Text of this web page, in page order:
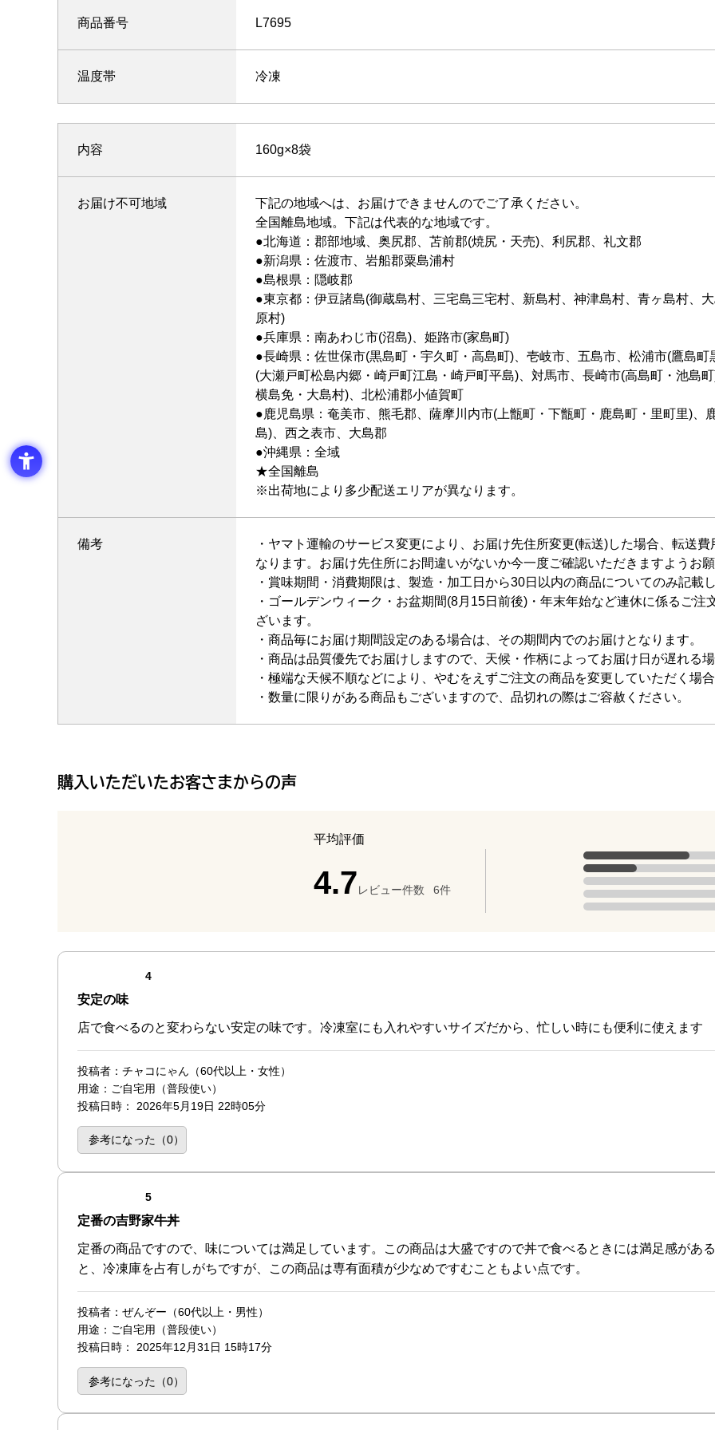
商品番号 L7695
温度帯 冷凍
内容 160g×8袋
お届け不可地域
下記の地域へは、お届けできませんのでご了承ください。
全国離島地域。下記は代表的な地域です。
●北海道：郡部地域、奥尻郡、苫前郡(焼尻・天売)、利尻郡、礼文郡
●新潟県：佐渡市、岩船郡粟島浦村
●島根県：隠岐郡
●東京都：伊豆諸島(御蔵島村、三宅島三宅村、新島村、神津島村、青ヶ島村、
原村)
●兵庫県：南あわじ市(沼島)、姫路市(家島町)
●長崎県：佐世保市(黒島町・宇久町・高島町)、壱岐市、五島市、松浦市(鷹島
(大瀬戸町松島内郷・崎戸町江島・崎戸町平島)、対馬市、長崎市(高島町・池島
横島免・大島村)、北松浦郡小値賀町
●鹿児島県：奄美市、熊毛郡、薩摩川内市(上甑町・下甑町・鹿島町・里町里)、
島)、西之表市、大島郡
●沖縄県：全域
★全国離島
※出荷地により多少配送エリアが異なります。
備考
・ヤマト運輸のサービス変更により、お届け先住所変更(転送)した場合、転送
なります。お届け先住所にお間違いがないか今一度ご確認いただきますようお願
・賞味期間・消費期限は、製造・加工日から30日以内の商品についてのみ記載
・ゴールデンウィーク・お盆期間(8月15日前後)・年末年始など連休に係るご
ざいます。
・商品毎にお届け期間設定のある場合は、その期間内でのお届けとなります。
・商品は品質優先でお届けしますので、天候・作柄によってお届け日が遅れる場
・極端な天候不順などにより、やむをえずご注文の商品を変更していただく場合
・数量に限りがある商品もございますので、品切れの際はご容赦ください。
購入いただいたお客さまからの声
平均評価
4.7点（5点満点中）
レビュー件数 6件
5点の評価は4件です（全体の
4点の評価は2件です（全体の
3点の評価は0件です。
2点の評価は0件です。
1点の評価は0件です。
最新の商品レビュー
4点（4点満点中）
安定の味
店で食べるのと変わらない安定の味です。冷凍室にも入れやすいサイズだから、忙しい時にも便利に使えます
投稿者 ：チャコにゃん（60代以上・女性）
用途 ：ご自宅用（普段使い）
投稿日時 ： 2026年5月19日 22時05分
参考になった（0）
5点（5点満点中）
定番の吉野家牛丼
定番の商品ですので、味については満足しています。この商品は大盛ですので丼で食べるときには満足感があ
と、冷凍庫を占有しがちですが、この商品は専有面積が少なめですむこともよい点です。
投稿者 ：ぜんぞー（60代以上・男性）
用途 ：ご自宅用（普段使い）
投稿日時 ： 2025年12月31日 15時17分
参考になった（0）